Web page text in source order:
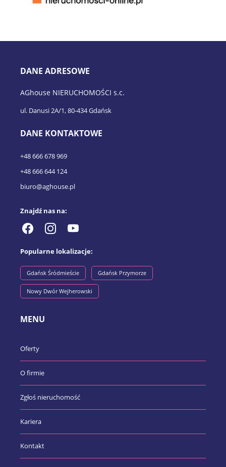
DANE ADRESOWE
AGhouse NIERUCHOMOŚCI s.c.
ul. Danusi 2A/1, 80-434 Gdańsk
DANE KONTAKTOWE
+48 666 678 969
+48 666 644 124
biuro@aghouse.pl
Znajdź nas na:
Popularne lokalizacje:
Gdańsk Śródmieście Gdańsk Przymorze
Nowy Dwór Wejherowski
MENU
Oferty
O firmie
Zgłoś nieruchomość
Kariera
Kontakt